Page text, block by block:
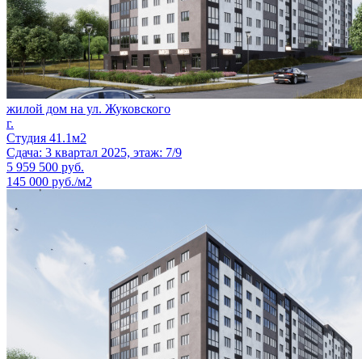
жилой дом на ул. Жуковского
г.
Студия 41.1м2
Сдача: 3 квартал 2025, этаж: 7/9
5 959 500 руб.
145 000 руб./м2